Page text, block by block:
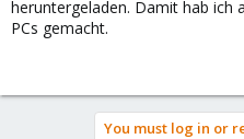
heruntergeladen. Damit hab ich
PCs gemacht.
You must log in or